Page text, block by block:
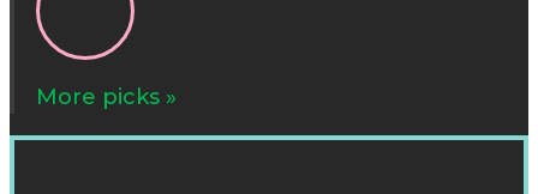
More picks